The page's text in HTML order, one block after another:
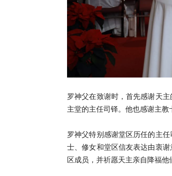
罗神父在致谢时，首先感谢天
主堂的主任司铎。他也感谢主教
罗神父特别感谢堂区历任的主
士、修女和堂区信友表达由衷
区成员，并祈愿天主亲自降福他